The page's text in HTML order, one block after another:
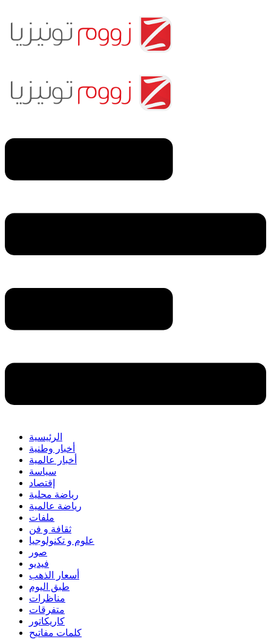
الرئيسية
أخبار وطنية
أخبار عالمية
سياسة
إقتصاد
رياضة محلية
رياضة عالمية
ملفات
ثقافة و فن
علوم و تكنولوجيا
صور
فيديو
أسعار الذهب
طبق اليوم
مناظرات
متفرقات
كاريكاتور
كلمات مفاتيح